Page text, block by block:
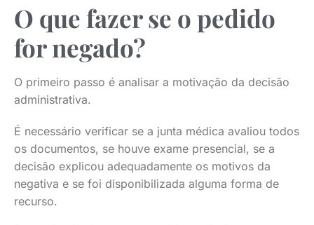
O que fazer se o pedido
for negado?
O primeiro passo é analisar a motivação da decisão
administrativa.
É necessário verificar se a junta médica avaliou todos
os documentos, se houve exame presencial, se a
decisão explicou adequadamente os motivos da
negativa e se foi disponibilizada alguma forma de
recurso.